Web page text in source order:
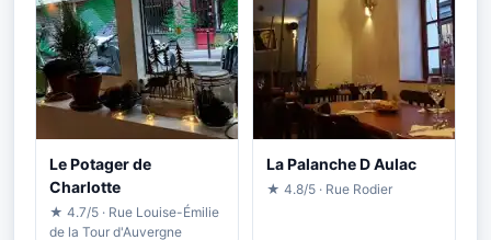
Le Potager de
Charlotte
★ 4.7/5 · Rue Louise-Émilie
de la Tour d'Auvergne
La Palanche D Aulac
★ 4.8/5 · Rue Rodier